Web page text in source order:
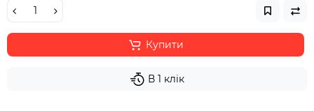
Купити
В 1 клік